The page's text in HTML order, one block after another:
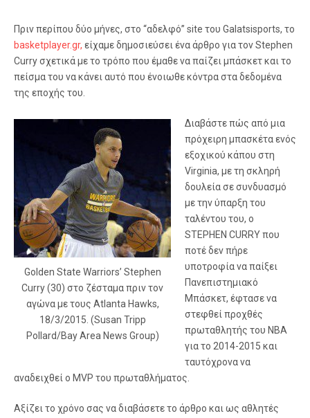
Πριν περίπου δύο μήνες, στο “αδελφό” site του Galatsisports, το
basketplayer.gr, είχαμε δημοσιεύσει ένα άρθρο για τον Stephen
Curry σχετικά με το τρόπο που έμαθε να παίζει μπάσκετ και το
πείσμα του να κάνει αυτό που ένοιωθε κόντρα στα δεδομένα
της εποχής του.
Golden State Warriors’ Stephen
Curry (30) στο ζέσταμα πριν τον
αγώνα με τους Atlanta Hawks,
18/3/2015. (Susan Tripp
Pollard/Bay Area News Group)
Διαβάστε πώς από μια
πρόχειρη μπασκέτα ενός
εξοχικού κάπου στη
Virginia, με τη σκληρή
δουλεία σε συνδυασμό
με την ύπαρξη του
ταλέντου του, ο
STEPHEN CURRY που
ποτέ δεν πήρε
υποτροφία να παίξει
Πανεπιστημιακό
Μπάσκετ, έφτασε να
στεφθεί προχθές
πρωταθλητής του ΝΒΑ
για το 2014-2015 και
ταυτόχρονα να
αναδειχθεί ο MVP του πρωταθλήματος.
Αξίζει το χρόνο σας να διαβάσετε το άρθρο και ως αθλητές